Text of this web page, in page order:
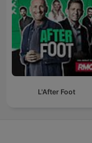
L'After Foot